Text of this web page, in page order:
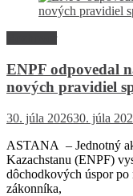
ENPF odpovedal
nových pravidiel
30. júla 202630. júla
ASTANA – Jednotný
Kazachstanu (ENPF)
dôchodkových úspor po
zákonníka,